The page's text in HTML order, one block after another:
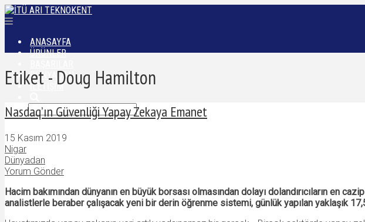
ANASAYFA
ÜRÜNLER
DÜNYADAN
İLETIŞIM
Etiket - Doug Hamilton
Nasdaq’ın Güvenliği Yapay Zekaya Emanet
15 Kasım 2019
Nigar
Dünyadan
Yorum Gönder
Hacim bakımından dünyanın en büyük borsası olmasından dolayı dolandırıcıların en
analistlerle beraber çalışacak yeni bir derin öğrenme sistemi, günlük yapılan yaklaşık